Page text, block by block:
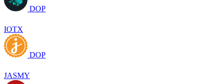
DOP
IOTX
DOP
JASMY